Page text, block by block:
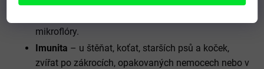
mikroflóry.
Imunita – u štěňat, koťat, starších psů a koček,
zvířat po zákrocích, opakovaných nemocech nebo v